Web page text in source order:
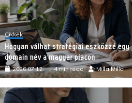
Cikkek
Hogyan válhat stratégiai eszközzé
domain név a magyar piacon
2026.07.12. 4 min read Milla Milla